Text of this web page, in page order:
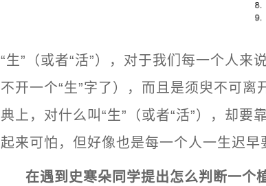
“生”（或者“活”），对于我们每一个人来
不开一个“生”字了），而且是须臾不可离
典上，对什么叫“生”（或者“活”），却要
起来可怕，但好像也是每一个人一生迟早
在遇到史寒朵同学提出怎么判断一个